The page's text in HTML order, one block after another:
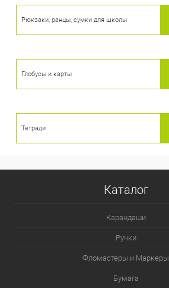
Рюкзаки, ранцы, сумки для школы
Глобусы и карты
Тетради
Каталог
Карандаши
Ручки
Фломастеры и Маркеры
Бумага